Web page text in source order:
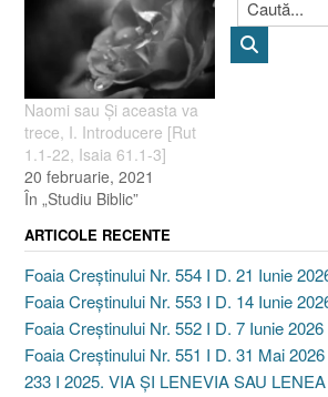
Naomi sau Şi aceasta va
trece, I. Introducere [Rut
1.1-22, Isaia 61.1-3]
20 februarie, 2021
În „Studiu Biblic”
ARTICOLE RECENTE
Foaia Creștinului Nr. 554 I D. 21 Iunie
Foaia Creștinului Nr. 553 I D. 14 Iunie
Foaia Creștinului Nr. 552 I D. 7 Iunie 2026
Foaia Creștinului Nr. 551 I D. 31 Mai 2026
233 I 2025. VIA ȘI LENEVIA SAU